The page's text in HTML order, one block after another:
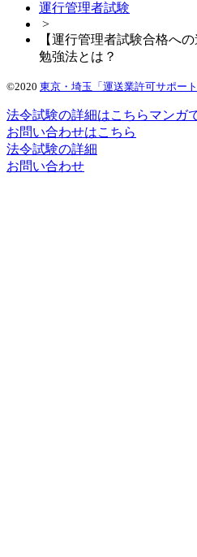
運行管理者試験
>
【運行管理者試験合格へ
勉強法とは？
©2020 東京・埼玉「運送業許可サポー
法令試験の詳細はこちらマンガ
お問い合わせはこちら
法令試験の詳細
お問い合わせ